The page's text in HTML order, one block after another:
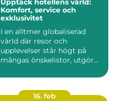
Upptäck hotellens värld:
Komfort, service och
exklusivitet
I en alltmer globaliserad
värld där resor och
upplevelser står högt på
mångas önskelistor, utgör
16. feb